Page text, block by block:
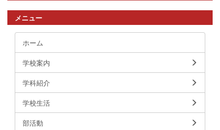
メニュー
ホーム
学校案内
学科紹介
学校生活
部活動